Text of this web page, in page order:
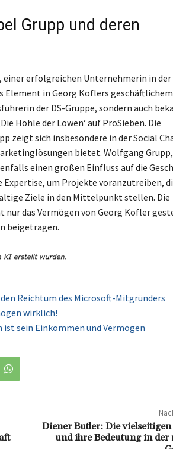
Grupp und deren
erfolgreichen Unternehmerin in der
Element in Georg Koflers
der DS-Gruppe, sondern auch
Höhle der Löwen‘ auf ProSieben. Die
zeigt sich insbesondere in der Social
bietet. Wolfgang
einen großen Einfluss auf die
Expertise, um Projekte voranzutreiben,
Ziele in den Mittelpunkt stellen. Die
das Vermögen von Georg Kofler
beigetragen.
Reichtum des Microsoft-Mitgründers
wirklich!
ist sein Einkommen und Vermögen
Diener Butler: Die
und ihre Bedeutung in der